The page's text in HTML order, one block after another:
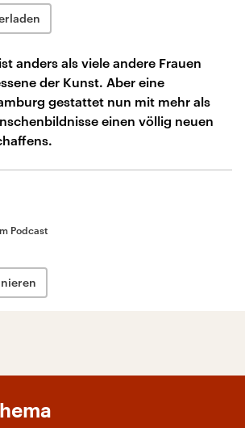
anders als viele andere Frauen
der Kunst. Aber eine
gestattet nun mit mehr als
einen völlig neuen
Podcast